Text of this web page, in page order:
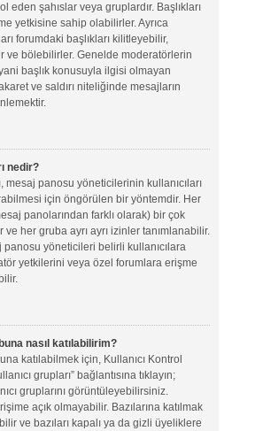
eden şahıslar veya gruplardır. Başlıkları
yetkisine sahip olabilirler. Ayrıca
forumdaki başlıkları kilitleyebilir,
ve bölebilirler. Genelde moderatörlerin
başlık konusuyla ilgisi olmayan
ve saldırı niteliğinde mesajların
nedir?
mesaj panosu yöneticilerinin kullanıcıları
için öngörülen bir yöntemdir. Her
panolarından farklı olarak) bir çok
her gruba ayrı ayrı izinler tanımlanabilir.
panosu yöneticileri belirli kullanıcılara
yetkilerini veya özel forumlara erişme
nasıl katılabilirim?
katılabilmek için, Kullanıcı Kontrol
grupları” bağlantısına tıklayın;
gruplarını görüntüleyebilirsiniz.
açık olmayabilir. Bazılarına katılmak
ve bazıları kapalı ya da gizli üyeliklere